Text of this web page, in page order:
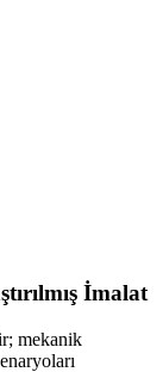
İmalat
mekanik